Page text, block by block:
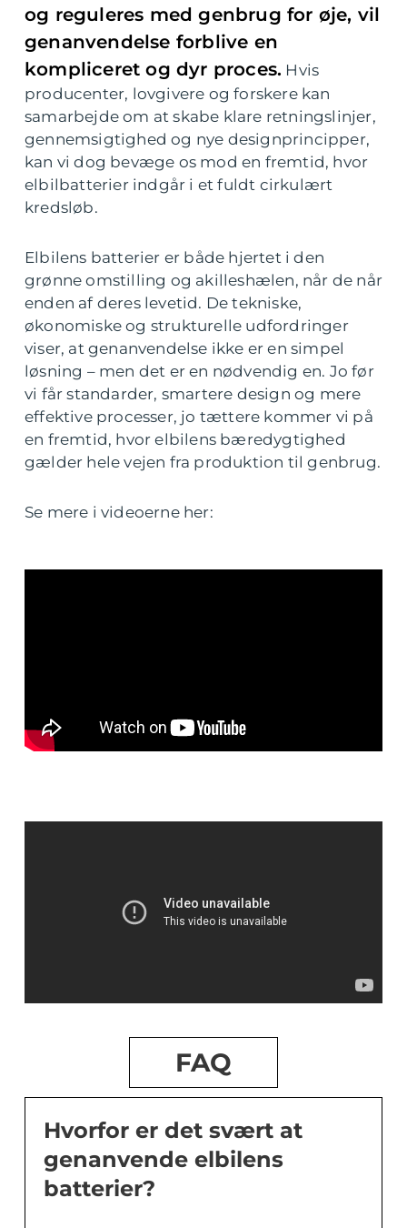
og reguleres med genbrug for øje, vil
genanvendelse forblive en
kompliceret og dyr proces. Hvis
producenter, lovgivere og forskere kan
samarbejde om at skabe klare retningslinjer,
gennemsigtighed og nye designprincipper,
kan vi dog bevæge os mod en fremtid, hvor
elbilbatterier indgår i et fuldt cirkulært
kredsløb.
Elbilens batterier er både hjertet i den
grønne omstilling og akilleshælen, når de når
enden af deres levetid. De tekniske,
økonomiske og strukturelle udfordringer
viser, at genanvendelse ikke er en simpel
løsning – men det er en nødvendig en. Jo før
vi får standarder, smartere design og mere
effektive processer, jo tættere kommer vi på
en fremtid, hvor elbilens bæredygtighed
gælder hele vejen fra produktion til genbrug.
Se mere i videoerne her:
FAQ
Hvorfor er det svært at
genanvende elbilens
batterier?